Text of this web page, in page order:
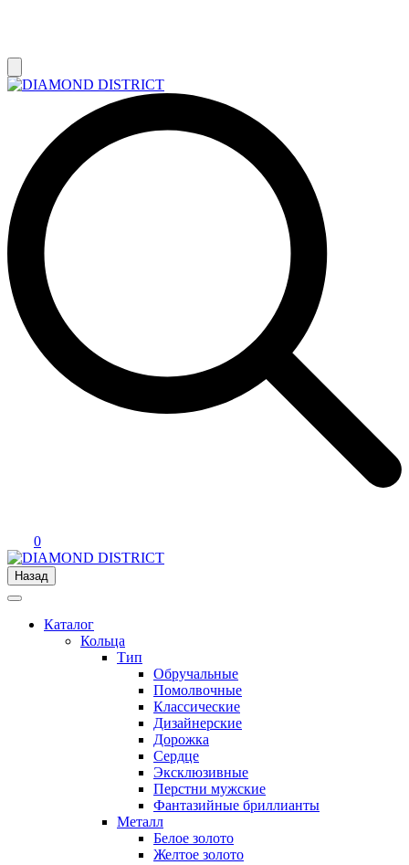
0
Назад
Каталог
Кольца
Тип
Обручальные
Помолвочные
Классические
Дизайнерские
Дорожка
Сердце
Эксклюзивные
Перстни мужские
Фантазийные бриллианты
Металл
Белое золото
Желтое золото